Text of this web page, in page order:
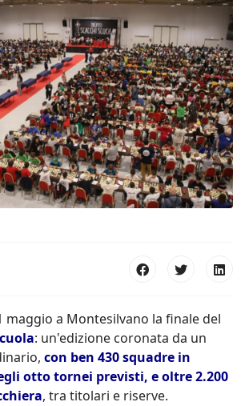
maggio a Montesilvano la finale del
: un'edizione coronata da un
con ben 430 squadre in
otto tornei previsti, e oltre 2.200
, tra titolari e riserve.